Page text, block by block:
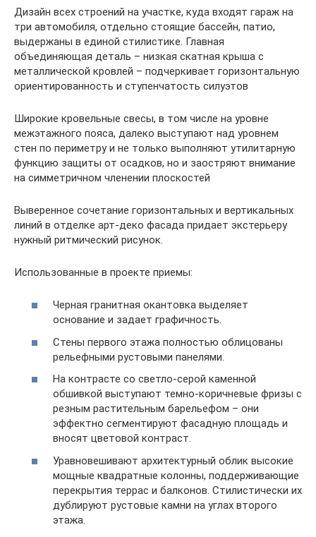
Дизайн всех строений на участке, куда входят гараж на
три автомобиля, отдельно стоящие бассейн, патио,
выдержаны в единой стилистике. Главная
объединяющая деталь – низкая скатная крыша с
металлической кровлей – подчеркивает горизонтальную
ориентированность и ступенчатость силуэтов
Широкие кровельные свесы, в том числе на уровне
межэтажного пояса, далеко выступают над уровнем
стен по периметру и не только выполняют утилитарную
функцию защиты от осадков, но и заостряют внимание
на симметричном членении плоскостей
Выверенное сочетание горизонтальных и вертикальных
линий в отделке арт-деко фасада придает экстерьеру
нужный ритмический рисунок.
Использованные в проекте приемы:
Черная гранитная окантовка выделяет
основание и задает графичность.
Стены первого этажа полностью облицованы
рельефными рустовыми панелями.
На контрасте со светло-серой каменной
обшивкой выступают темно-коричневые фризы с
резным растительным барельефом – они
эффектно сегментируют фасадную площадь и
вносят цветовой контраст.
Уравновешивают архитектурный облик высокие
мощные квадратные колонны, поддерживающие
перекрытия террас и балконов. Стилистически их
дублируют рустовые камни на углах второго
этажа.